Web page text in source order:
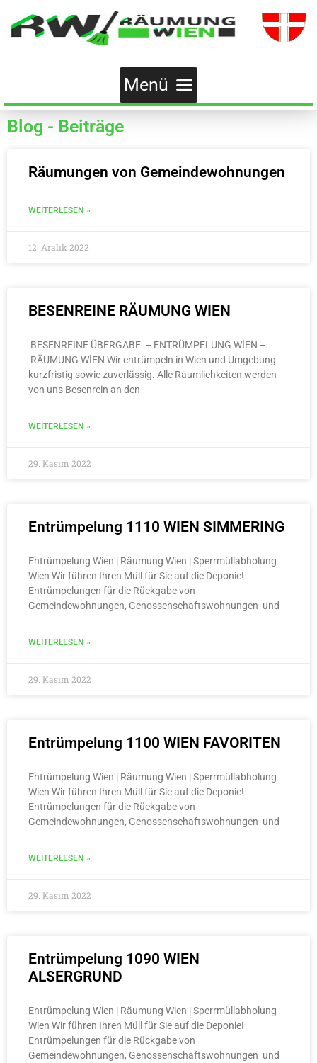
Blog - Beiträge
Räumungen von Gemeindewohnungen
WEITERLESEN »
12. Aralık 2022
BESENREINE RÄUMUNG WIEN
BESENREINE ÜBERGABE – ENTRÜMPELUNG WİEN –
RÄUMUNG WİEN Wir entrümpeln in Wien und Umgebung
kurzfristig sowie zuverlässig. Alle Räumlichkeiten werden
von uns Besenrein an den
WEITERLESEN »
29. Kasım 2022
Entrümpelung 1110 WIEN SIMMERING
Entrümpelung Wien | Räumung Wien | Sperrmüllabholung
Wien Wir führen Ihren Müll für Sie auf die Deponie!
Entrümpelungen für die Rückgabe von
Gemeindewohnungen, Genossenschaftswohnungen und
WEITERLESEN »
29. Kasım 2022
Entrümpelung 1100 WIEN FAVORITEN
Entrümpelung Wien | Räumung Wien | Sperrmüllabholung
Wien Wir führen Ihren Müll für Sie auf die Deponie!
Entrümpelungen für die Rückgabe von
Gemeindewohnungen, Genossenschaftswohnungen und
WEITERLESEN »
29. Kasım 2022
Entrümpelung 1090 WIEN
ALSERGRUND
Entrümpelung Wien | Räumung Wien | Sperrmüllabholung
Wien Wir führen Ihren Müll für Sie auf die Deponie!
Entrümpelungen für die Rückgabe von
Gemeindewohnungen, Genossenschaftswohnungen und